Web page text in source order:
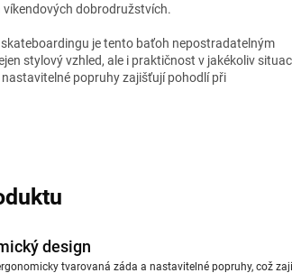
víkendových dobrodružstvích.
je tento baťoh nepostradatelným
stylový vzhled, ale i praktičnost v jakékoliv
popruhy zajišťují pohodlí při
design
tvarovaná záda a nastavitelné popruhy, což